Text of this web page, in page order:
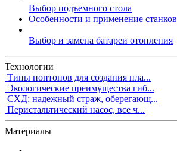
Выбор подъемного стола
Особенности и применение
Выбор и замена батареи отопления
Технологии
Типы понтонов для создания пла...
Экологические преимущества гиб...
СХД: надежный страж, оберегающ...
Перистальтический насос, все ч...
Материалы